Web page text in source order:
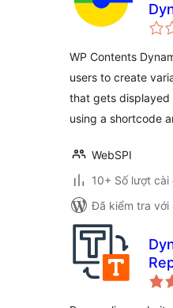
WP Contents
users to create
that gets
using a shortcode
WebSPI
10+ Số lượt cài
Đã kiểm tra với